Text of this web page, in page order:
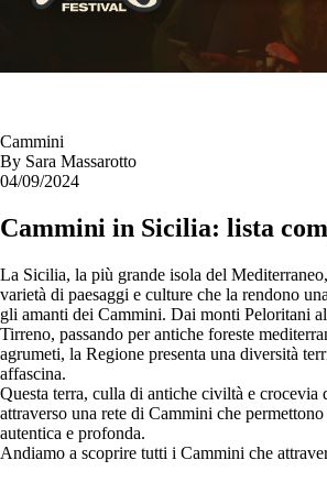
Cammini
By Sara Massarotto
04/09/2024
Cammini in Sicilia: lista
La Sicilia, la più grande isola del
varietà di paesaggi e culture che la rendono
gli amanti dei Cammini. Dai monti Peloritani
Tirreno, passando per antiche foreste
agrumeti, la Regione presenta una diversità
affascina.
Questa terra, culla di antiche civiltà e crocevia
attraverso una rete di Cammini che
autentica e profonda.
Andiamo a scoprire tutti i Cammini che